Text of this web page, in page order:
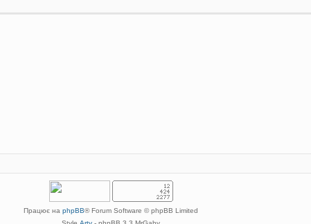
Працює на phpBB® Forum Software © phpBB Limited